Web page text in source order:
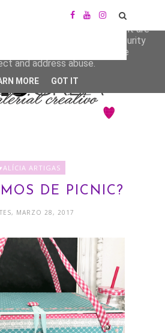
ARTIGAS
DE PICNIC?
MARZO 28, 2017
from Google to deliver its services
IP address and user-agent are
with performance and security
of service, generate usage
and address abuse.
MORE GOT IT